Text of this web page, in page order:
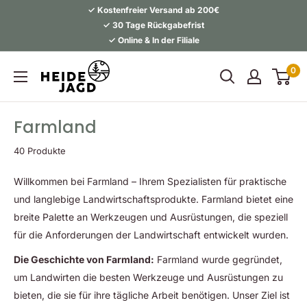
✓ Kostenfreier Versand ab 200€
✓ 30 Tage Rückgabefrist
✓ Online & In der Filiale
0
Farmland
40 Produkte
Willkommen bei Farmland – Ihrem Spezialisten für praktische
und langlebige Landwirtschaftsprodukte. Farmland bietet eine
breite Palette an Werkzeugen und Ausrüstungen, die speziell
für die Anforderungen der Landwirtschaft entwickelt wurden.
Die Geschichte von Farmland: Farmland wurde gegründet,
um Landwirten die besten Werkzeuge und Ausrüstungen zu
bieten, die sie für ihre tägliche Arbeit benötigen. Unser Ziel ist